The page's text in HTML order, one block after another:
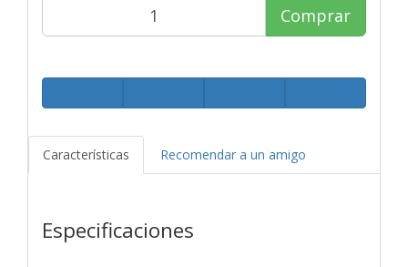
Comprar
Características Recomendar a un amigo
Especificaciones